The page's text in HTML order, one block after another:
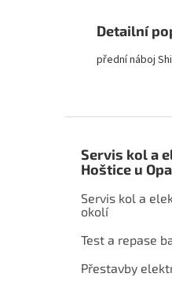
Detailní
přední náboj
Servis kol a
Hoštice u
Servis kol a
okolí
Test a repase
Přestavby